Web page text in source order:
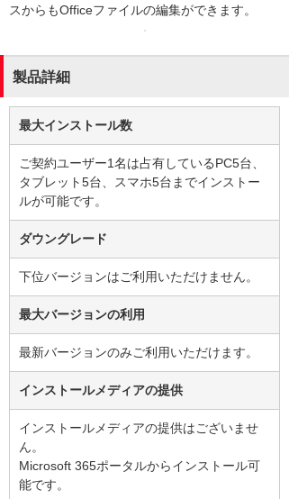
スからもOfficeファイルの編集ができます。
製品詳細
最大インストール数
ご契約ユーザー1名は占有しているPC5台、
タブレット5台、スマホ5台までインストー
ルが可能です。
ダウングレード
下位バージョンはご利用いただけません。
最大バージョンの利用
最新バージョンのみご利用いただけます。
インストールメディアの提供
インストールメディアの提供はございませ
ん。
Microsoft 365ポータルからインストール可
能です。